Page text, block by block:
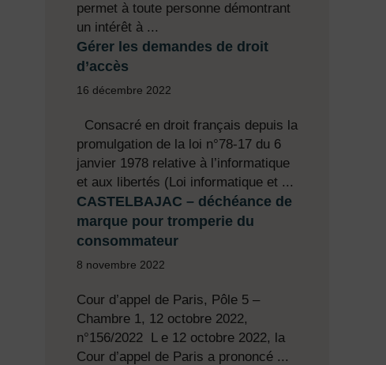
permet à toute personne démontrant
un intérêt à ...
Gérer les demandes de droit
d’accès
16 décembre 2022
Consacré en droit français depuis la
promulgation de la loi n°78-17 du 6
janvier 1978 relative à l’informatique
et aux libertés (Loi informatique et ...
CASTELBAJAC – déchéance de
marque pour tromperie du
consommateur
8 novembre 2022
Cour d’appel de Paris, Pôle 5 –
Chambre 1, 12 octobre 2022,
n°156/2022 L e 12 octobre 2022, la
Cour d’appel de Paris a prononcé ...